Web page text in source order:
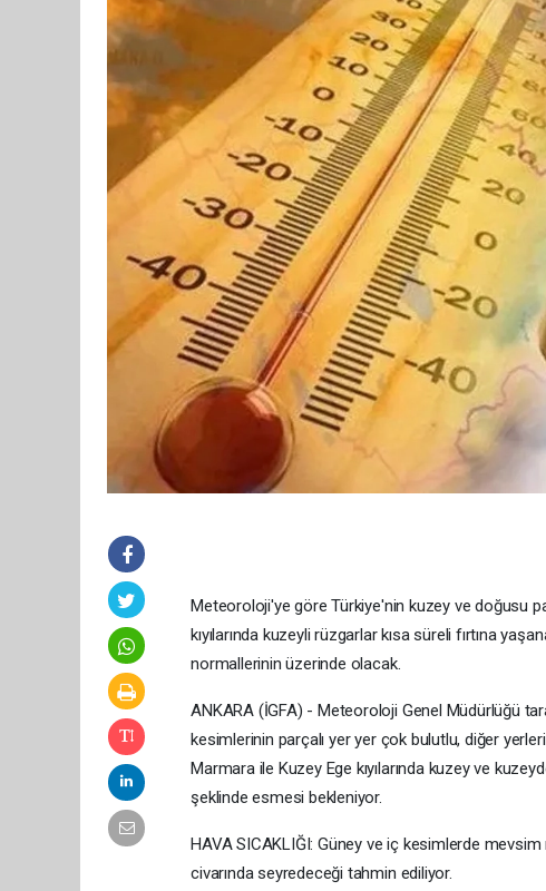
Meteoroloji'ye göre Türkiye'nin kuzey ve doğusu
kıyılarında kuzeyli rüzgarlar kısa süreli fırtına
normallerinin üzerinde olacak.
ANKARA (İGFA) - Meteoroloji Genel Müdürlüğü
kesimlerinin parçalı yer yer çok bulutlu, diğer
Marmara ile Kuzey Ege kıyılarında kuzey ve
şeklinde esmesi bekleniyor.
HAVA SICAKLIĞI: Güney ve iç kesimlerde
civarında seyredeceği tahmin ediliyor.